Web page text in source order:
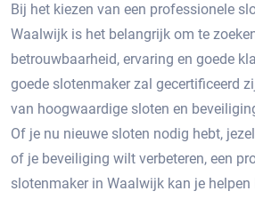
Bij het kiezen van een professionele
Waalwijk is het belangrijk om te
betrouwbaarheid, ervaring en goede
goede slotenmaker zal gecertificeerd
van hoogwaardige sloten en
Of je nu nieuwe sloten nodig hebt,
of je beveiliging wilt verbeteren, een
slotenmaker in Waalwijk kan je